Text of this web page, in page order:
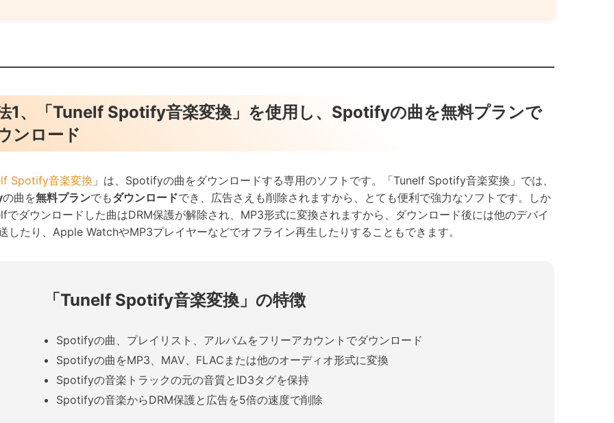
1、「Tunelf Spotify音楽変換」を使用し、Spotifyの曲を無料プランで
ンロード
Spotify音楽変換 」は、Spotifyの曲をダウンロードする専用のソフトです。「Tunelf Spotify音楽変換」では、
の曲を無料プランでもダウンロードでき、広告さえも削除されますから、とても便利で強力なソフトです。しか
でダウンロードした曲はDRM保護が解除され、MP3形式に変換されますから、ダウンロード後には他のデバイ
したり、Apple WatchやMP3プレイヤーなどでオフライン再生したりすることもできます。
「Tunelf Spotify音楽変換」の特徴
Spotifyの曲、プレイリスト、アルバムをフリーアカウントでダウンロード
Spotifyの曲をMP3、MAV、FLACまたは他のオーディオ形式に変換
Spotifyの音楽トラックの元の音質とID3タグを保持
Spotifyの音楽からDRM保護と広告を5倍の速度で削除